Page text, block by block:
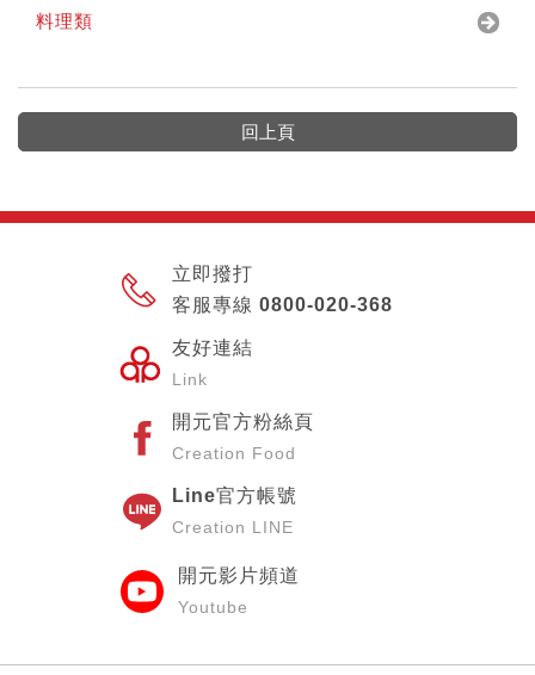
料理類
回上頁
立即撥打
客服專線 0800-020-368
友好連結
Link
開元官方粉絲頁
Creation Food
Line官方帳號
Creation LINE
開元影片頻道
Youtube